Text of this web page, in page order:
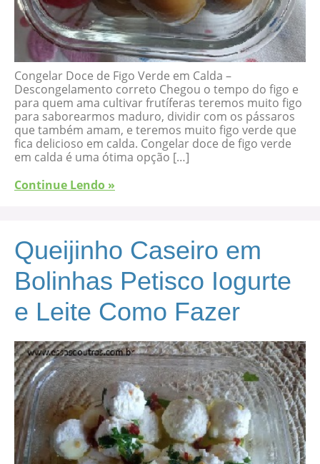
Congelar Doce de Figo Verde em Calda –
Descongelamento correto Chegou o tempo do figo e
para quem ama cultivar frutíferas teremos muito figo
para saborearmos maduro, dividir com os pássaros
que também amam, e teremos muito figo verde que
fica delicioso em calda. Congelar doce de figo verde
em calda é uma ótima opção […]
Continue Lendo »
Queijinho Caseiro em
Bolinhas Petisco Iogurte
e Leite Como Fazer